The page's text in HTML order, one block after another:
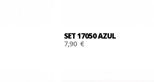
SET 17050 AZUL
7,90 €